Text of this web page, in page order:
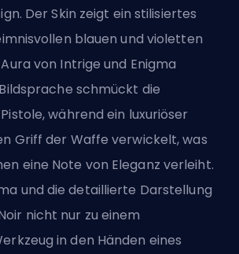
Der Skin zeigt ein stilisiertes
blauen und violetten
von Intrige und Enigma
schmückt die
während ein luxuriöser
Griff der Waffe verwickelt, was
eine Note von Eleganz verleiht.
und die detaillierte Darstellung
nicht nur zu einem
in den Händen eines